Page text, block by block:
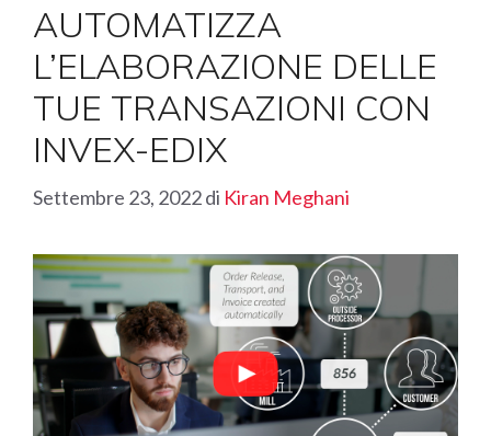
AUTOMATIZZA
L’ELABORAZIONE DELLE
TUE TRANSAZIONI CON
INVEX-EDIX
Settembre 23, 2022di Kiran Meghani